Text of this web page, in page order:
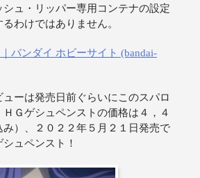
シュ・リッパー専用コンテナの設定
わけではありません。
バンダイ ホビーサイト (bandai-
ューは発売日前ぐらいにこのスパロ
Ｇゲシュペンストの価格は４，４
み）、２０２２年５月２１日発売で
ュペンスト！